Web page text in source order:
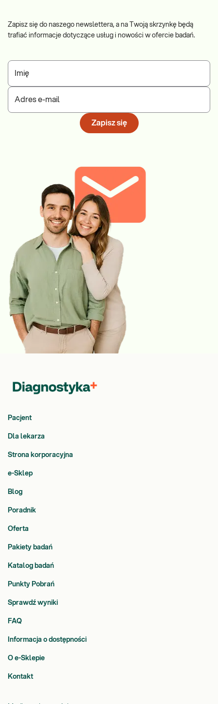
Zapisz się do naszego newslettera, a na Twoją skrzynkę będą
trafiać informacje dotyczące usług i nowości w ofercie badań.
Imię
Adres e-mail
Zapisz się
Pacjent
Dla lekarza
Strona korporacyjna
e-Sklep
Blog
Poradnik
Oferta
Pakiety badań
Katalog badań
Punkty Pobrań
Sprawdź wyniki
FAQ
Informacja o dostępności
O e-Sklepie
Kontakt